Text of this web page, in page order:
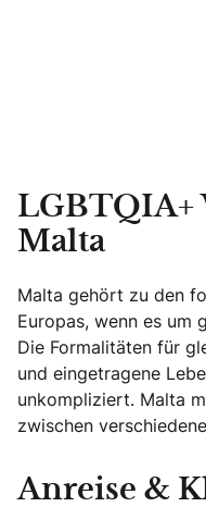
LGBTQIA+
Malta
Malta gehört zu den
Europas, wenn es um
Die Formalitäten für
und eingetragene
unkompliziert. Malta
zwischen
Anreise &